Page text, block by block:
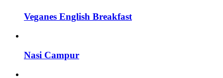
Veganes English Breakfast
Nasi Campur